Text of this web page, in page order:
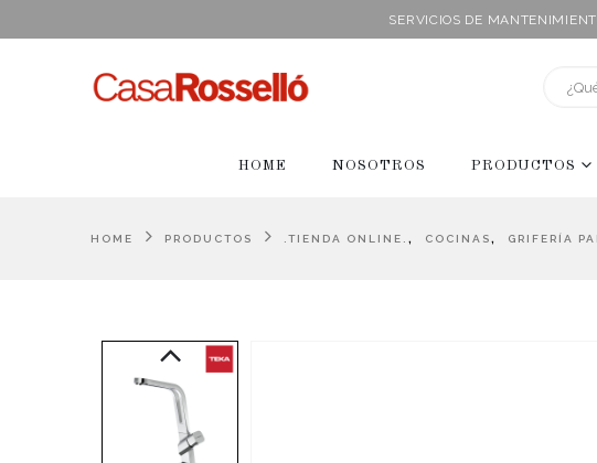
SERVICIOS DE
HOME NOSOTROS PRODUCTOS
HOME PRODUCTOS .TIENDA ONLINE. , COCINAS, GRIFERÍA